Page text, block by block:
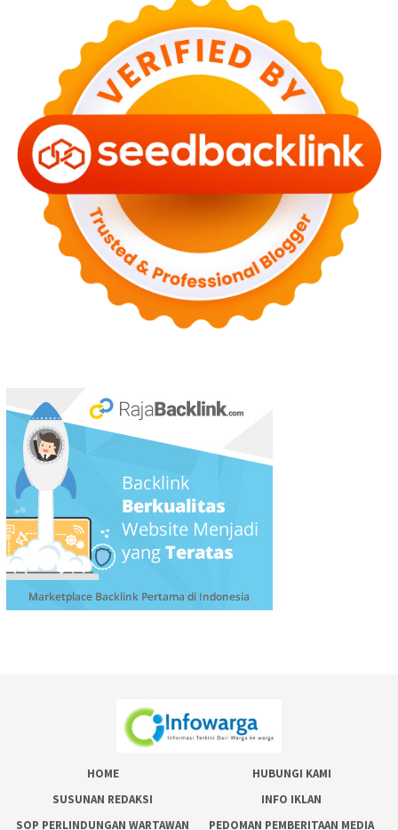
HOME
HUBUNGI KAMI
SUSUNAN REDAKSI
INFO IKLAN
SOP PERLINDUNGAN WARTAWAN
PEDOMAN PEMBERITAAN MEDIA